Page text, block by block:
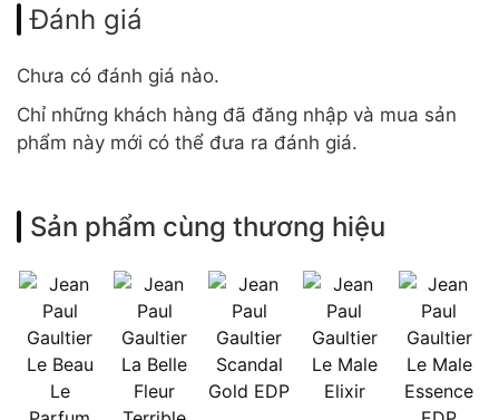
Đánh giá
Chưa có đánh giá nào.
Chỉ những khách hàng đã đăng nhập và mua sản
phẩm này mới có thể đưa ra đánh giá.
Sản phẩm cùng thương hiệu